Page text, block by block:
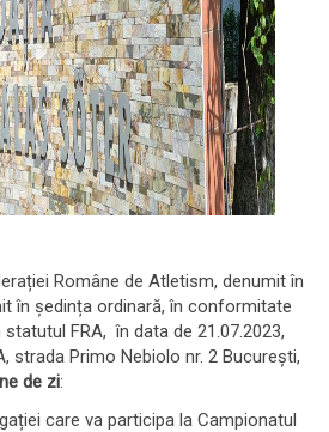
Române de Atletism, denumit în
în ședința ordinară, în conformitate
FRA, în data de 21.07.2023,
strada Primo Nebiolo nr. 2 București,
de zi:
care va participa la Campionatul